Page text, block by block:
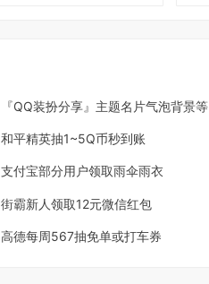
『QQ装扮分享』主题名片气泡背景等
和平精英抽1~5Q币秒到账
支付宝部分用户领取雨伞雨衣
街霸新人领取12元微信红包
高德每周567抽免单或打车券